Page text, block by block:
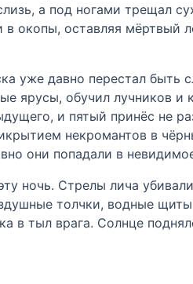
а под ногами трещал
окопы, оставляя
уже давно перестал
ярусы, обучил лучников
и пятый принёс не
некромантов в
они попадали в
ночь. Стрелы лича
толчки, водные
в тыл врага. Солнце